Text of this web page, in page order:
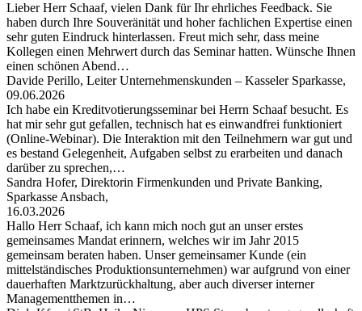
Lieber Herr Schaaf, vielen Dank für Ihr ehrliches Feedback. Sie
haben durch Ihre Souveränität und hoher fachlichen Expertise einen
sehr guten Eindruck hinterlassen. Freut mich sehr, dass meine
Kollegen einen Mehrwert durch das Seminar hatten. Wünsche Ihnen
einen schönen Abend…
Davide Perillo, Leiter Unternehmenskunden – Kasseler Sparkasse,
09.06.2026
Ich habe ein Kreditvotierungsseminar bei Herrn Schaaf besucht. Es
hat mir sehr gut gefallen, technisch hat es einwandfrei funktioniert
(Online-Webinar). Die Interaktion mit den Teilnehmern war gut und
es bestand Gelegenheit, Aufgaben selbst zu erarbeiten und danach
darüber zu sprechen,…
Sandra Hofer, Direktorin Firmenkunden und Private Banking,
Sparkasse Ansbach,
16.03.2026
Hallo Herr Schaaf, ich kann mich noch gut an unser erstes
gemeinsames Mandat erinnern, welches wir im Jahr 2015
gemeinsam beraten haben. Unser gemeinsamer Kunde (ein
mittelständisches Produktionsunternehmen) war aufgrund von einer
dauerhaften Marktzurückhaltung, aber auch diverser interner
Managementthemen in…